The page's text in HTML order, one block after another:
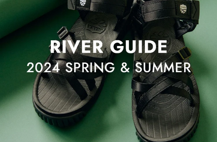
公式LINE新規登録でクーポンGET